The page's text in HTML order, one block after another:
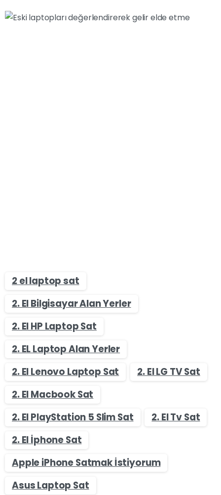
2 el laptop sat
2. El Bilgisayar Alan Yerler
2. El HP Laptop Sat
2. EL Laptop Alan Yerler
2. El Lenovo Laptop Sat
2. El LG TV Sat
2. El Macbook Sat
2. El PlayStation 5 Slim Sat
2. El Tv Sat
2. El İphone Sat
Apple iPhone Satmak İstiyorum
Asus Laptop Sat